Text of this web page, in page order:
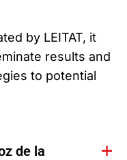
by LEITAT, it
results and
to potential
de la